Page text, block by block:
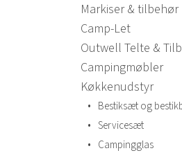
Markiser & tilbehør
Camp-Let
Outwell Telte &
Campingmøbler
Køkkenudstyr
• Bestiksæt og
• Servicesæt
• Campingglas